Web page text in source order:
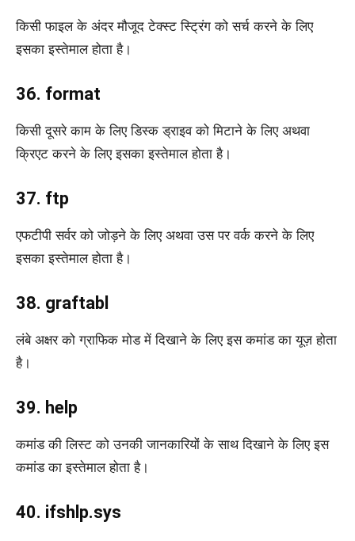
किसी फाइल के अंदर मौजूद टेक्स्ट स्ट्रिंग को सर्च करने के लिए
इसका इस्तेमाल होता है।
36. format
किसी दूसरे काम के लिए डिस्क ड्राइव को मिटाने के लिए अथवा
क्रिएट करने के लिए इसका इस्तेमाल होता है।
37. ftp
एफटीपी सर्वर को जोड़ने के लिए अथवा उस पर वर्क करने के लिए
इसका इस्तेमाल होता है।
38. graftabl
लंबे अक्षर को ग्राफिक मोड में दिखाने के लिए इस कमांड का यूज़ होता
है।
39. help
कमांड की लिस्ट को उनकी जानकारियों के साथ दिखाने के लिए इस
कमांड का इस्तेमाल होता है।
40. ifshlp.sys